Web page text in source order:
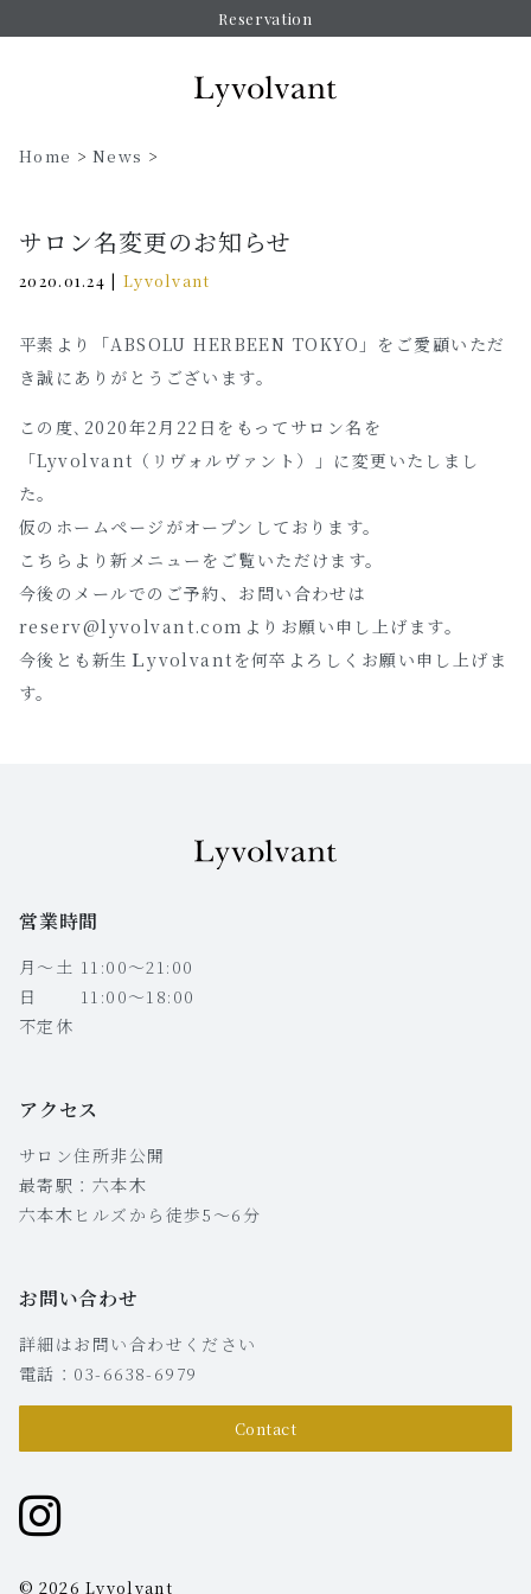
Reservation
Home >News >
サロン名変更のお知らせ
2020.01.24 | Lyvolvant
平素より「ABSOLU HERBEEN TOKYO」をご愛顧いただ
き誠にありがとうございます。
この度､2020年2月22日をもってサロン名を
「Lyvolvant（リヴォルヴァント）」に変更いたしまし
た。
仮のホームページがオープンしております。
こちらより新メニューをご覧いただけます。
今後のメールでのご予約、お問い合わせは
reserv@lyvolvant.comよりお願い申し上げます。
今後とも新生Ｌyvolvantを何卒よろしくお願い申し上げま
す。
営業時間
月〜土 11:00〜21:00
日 11:00〜18:00
不定休
アクセス
サロン住所非公開
最寄駅：六本木
六本木ヒルズから徒歩5〜6分
お問い合わせ
詳細はお問い合わせください
電話：03-6638-6979
Contact
© 2026 Lyvolvant